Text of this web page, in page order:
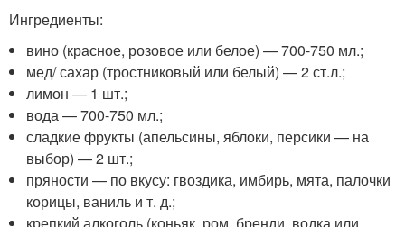
Ингредиенты:
вино (красное, розовое или белое) — 700-750 мл.;
мед/ сахар (тростниковый или белый) — 2 ст.л.;
лимон — 1 шт.;
вода — 700-750 мл.;
сладкие фрукты (апельсины, яблоки, персики — на
выбор) — 2 шт.;
пряности — по вкусу: гвоздика, имбирь, мята, палочки
корицы, ваниль и т. д.;